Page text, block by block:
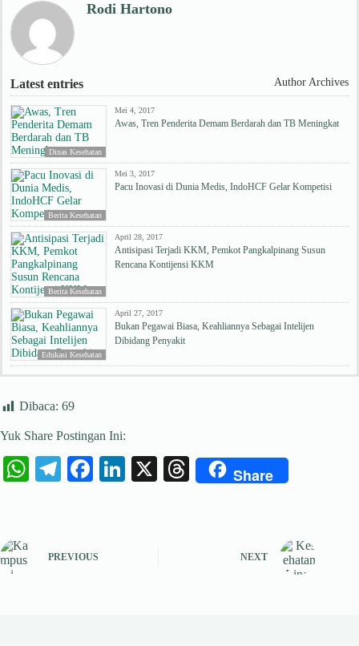
Rodi Hartono
Latest entries Author Archives
Dinas Kesehatan
Mei 4, 2017
Awas, Tren Penderita Demam Berdarah dan TB Meningkat
Berita Kesehatan
Mei 3, 2017
Pacu Inovasi di Dunia Medis, IndoHCF Gelar Kompetisi
Berita Kesehatan
April 28, 2017
Antisipasi Terjadi KKM, Pemkot Pangkalpinang Susun
Rencana Kontijensi KKM
Edukasi Kesehatan
April 27, 2017
Bukan Pegawai Biasa, Keahliannya Sebagai Intelijen
Dibidang Penyakit
Dibaca: 69
Yuk Share Postingan Ini:
W Te
a
Fa
ok
Li X
T
Share
PREVIOUS NEXT